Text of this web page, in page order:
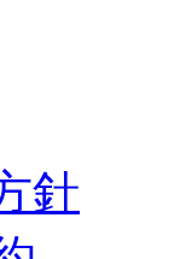
針